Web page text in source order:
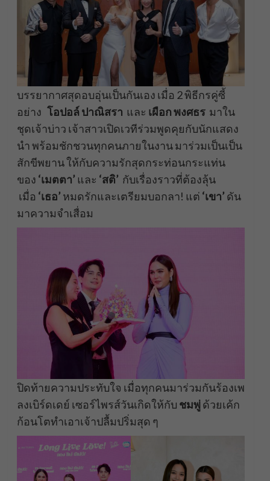
บรรยากาศสุดอบอุ่นเป็นกันเอง เมื่อ 2 พิธีกรคู่ซี้
อย่าง โอปอล์ ปาณิสรา และ เผือก พงศธร มาใน
ชุดเจ้าบ่าว เจ้าสาวเปิดเวทีร่วมพูดคุยกับนักแสดง
นำ พร้อมชักชวนทุกคนภายในงาน มาร่วมเป็นเป็น
สักขีพยาน ให้กับความรักสุดกระท่อนกระแท่น
ของ ‘เมตตา’ และ ‘สติ’ กับเรื่องราวที่ต้องลุ้น
เมื่อ ‘เธอ’ หมดรักและเตรียมบอกลา! แต่ ‘เขา’ ดัน
มาความจำเสื่อม
ปิดท้ายความประทับใจ เมื่อทุกคนมาร่วมกันร้องเพ
ลงเบิร์ดเดย์ เซอร์ไพรส์วันเกิดให้กับ ชมพู่ ด้วยเค้ก
ก้อนโตทำเอาเจ้าปลื้มปริ่มสุด ๆ